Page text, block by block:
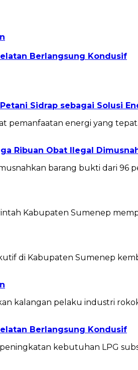
Berlangsung Kondusif
Sidrap sebagai Solusi
pemanfaatan energi yang
Ribuan Obat Ilegal
barang bukti dari 96
Kabupaten Sumenep
di Kabupaten Sumenep
kalangan pelaku industri
Berlangsung Kondusif
kebutuhan LPG